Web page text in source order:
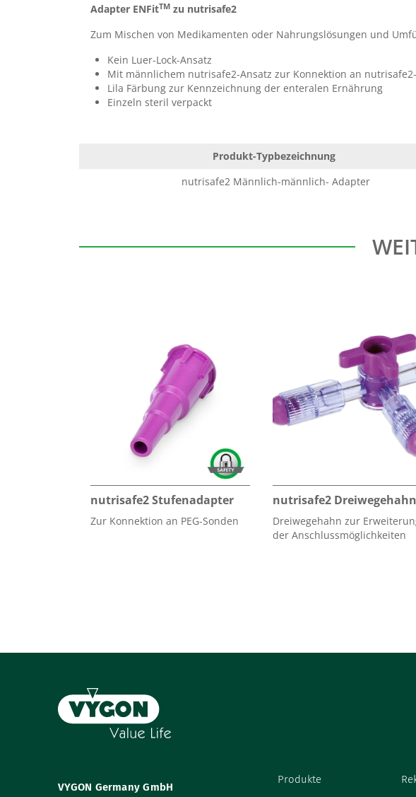
Adapter ENFitTM zu nutrisafe2
Zum Mischen von Medikamenten oder Nahrungslösungen und
Kein Luer-Lock-Ansatz
Mit männlichem nutrisafe2-Ansatz zur Konnektion an
Lila Färbung zur Kennzeichnung der enteralen Ernährung
Einzeln steril verpackt
Produkt-Typbezeichnung
nutrisafe2 Männlich-männlich- Adapter
nutrisafe2 Stufenadapter
Zur Konnektion an PEG-Sonden
nutrisafe2 Dreiwegehahn
Dreiwegehahn zur
der Anschlussmöglichkeiten
VYGON Germany GmbH
Produkte